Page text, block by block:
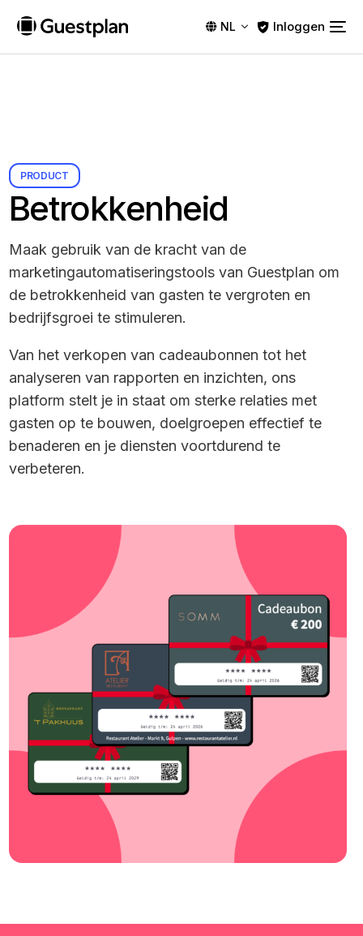
NL Inloggen
PRODUCT
Betrokkenheid
Maak gebruik van de kracht van de
marketingautomatiseringstools van Guestplan om
de betrokkenheid van gasten te vergroten en
bedrijfsgroei te stimuleren.
Van het verkopen van cadeaubonnen tot het
analyseren van rapporten en inzichten, ons
platform stelt je in staat om sterke relaties met
gasten op te bouwen, doelgroepen effectief te
benaderen en je diensten voortdurend te
verbeteren.